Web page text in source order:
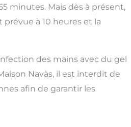
minutes. Mais dès à présent,
à 10 heures et la
des mains avec du gel
Navàs, il est interdit de
afin de garantir les